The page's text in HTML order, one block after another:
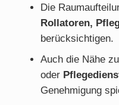
Die
Rollatoren,
berücksichtigen.
Auch die Nähe
oder
Genehmigung